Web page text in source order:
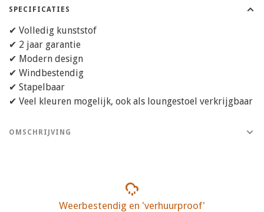
SPECIFICATIES
✔ Volledig kunststof
✔ 2 jaar garantie
✔ Modern design
✔ Windbestendig
✔ Stapelbaar
✔ Veel kleuren mogelijk, ook als loungestoel verkrijgbaar
OMSCHRIJVING
Weerbestendig en 'verhuurproof'